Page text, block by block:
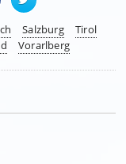
Salzburg
Tirol
Vorarlberg